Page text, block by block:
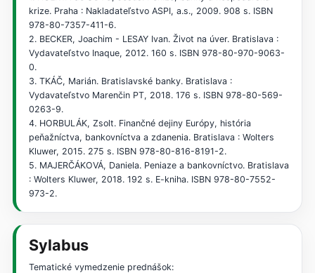
krize. Praha : Nakladateľstvo ASPI, a.s., 2009. 908 s. ISBN
978-80-7357-411-6.
2. BECKER, Joachim - LESAY Ivan. Život na úver. Bratislava :
Vydavateľstvo Inaque, 2012. 160 s. ISBN 978-80-970-9063-
0.
3. TKÁČ, Marián. Bratislavské banky. Bratislava :
Vydavateľstvo Marenčin PT, 2018. 176 s. ISBN 978-80-569-
0263-9.
4. HORBULÁK, Zsolt. Finančné dejiny Európy, história
peňažníctva, bankovníctva a zdanenia. Bratislava : Wolters
Kluwer, 2015. 275 s. ISBN 978-80-816-8191-2.
5. MAJERČÁKOVÁ, Daniela. Peniaze a bankovníctvo. Bratislava
: Wolters Kluwer, 2018. 192 s. E-kniha. ISBN 978-80-7552-
973-2.
Sylabus
Tematické vymedzenie prednášok: